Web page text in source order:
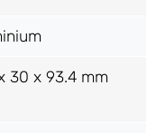
30 x 93.4 mm